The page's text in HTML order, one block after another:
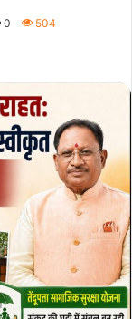
0 504